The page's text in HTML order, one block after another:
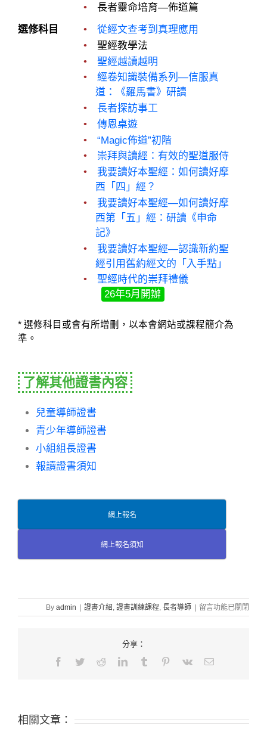
長者靈命培育—佈道篇
選修科目
從經文查考到真理應用
聖經教學法
聖經越讀越明
經卷知識裝備系列—信服真
道：《羅馬書》研讀
長者探訪事工
傳恩桌遊
“Magic佈道”初階
崇拜與讀經：有效的聖道服侍
我要讀好本聖經：如何讀好摩
西「四」經？
我要讀好本聖經—如何讀好摩
西第「五」經：研讀《申命
記》
我要讀好本聖經—認識新約聖
經引用舊約經文的「入手點」
聖經時代的崇拜禮儀
26年5月開辦
* 選修科目或會有所增刪，以本會網站或課程簡介為
準。
了解其他證書內容
兒童導師證書
青少年導師證書
小組組長證書
報讀證書須知
網上報名
網上報名須知
By admin 證書介紹, 證書訓練課程, 長者導師
在
〈長
證
留言功能已關閉
分享：
Facebook
TwitterRedditLinkedInTumblr Pinterest
Vk Email:
相關文章：